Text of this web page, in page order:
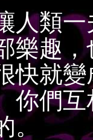
一
樂趣
快就
你們